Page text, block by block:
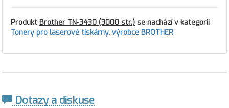
Produkt Brother TN-3430 (3000 str.) se nachází v kategorii
Tonery pro laserové tiskárny, výrobce BROTHER
Dotazy a diskuse